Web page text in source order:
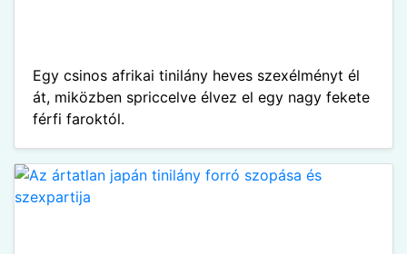
Egy csinos afrikai tinilány heves szexélményt él
át, miközben spriccelve élvez el egy nagy fekete
férfi faroktól.